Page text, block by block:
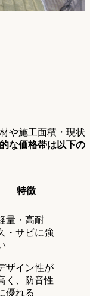
や施工面積・現状
な価格帯は以下の
特徴
量・高耐
・サビに強
ザイン性が
く、防音性
優れる